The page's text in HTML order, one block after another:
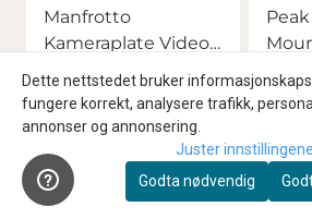
Manfrotto
Kameraplate Video
MVH500
659,-
Ikke på lager
Kjøp
På
Dette nettstedet bruker
fungere korrekt, analysere trafikk,
annonser og annonsering.
Juster innstillingene
Godta nødvendig